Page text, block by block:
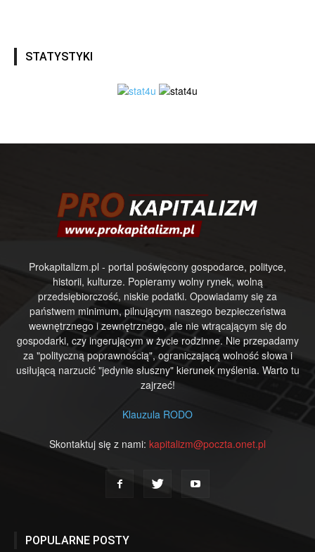
STATYSTYKI
Prokapitalizm.pl - portal poświęcony gospodarce, polityce,
historii, kulturze. Popieramy wolny rynek, wolną
przedsiębiorczość, niskie podatki. Opowiadamy się za
państwem minimum, pilnującym naszego bezpieczeństwa
wewnętrznego i zewnętrznego, ale nie wtrącającym się do
gospodarki, czy ingerującym w życie rodzinne. Nie przepadamy
za "polityczną poprawnością", ograniczającą wolność słowa i
usiłującą narzucić "jedynie słuszny" kierunek myślenia. Warto tu
zajrzeć!
Klauzula RODO
Skontaktuj się z nami: kapitalizm@poczta.onet.pl
POPULARNE POSTY